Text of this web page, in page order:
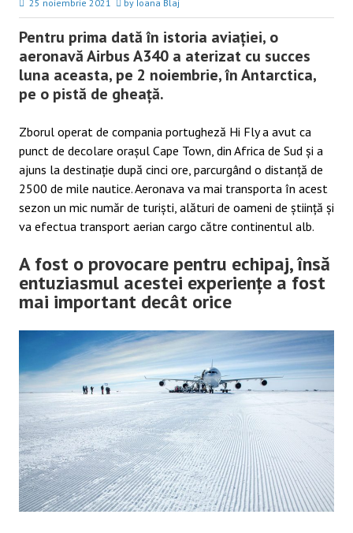
25 noiembrie 2021 by Ioana Blaj
Pentru prima dată în istoria aviației, o
aeronavă Airbus A340 a aterizat cu succes
luna aceasta, pe 2 noiembrie, în Antarctica,
pe o pistă de gheață.
Zborul operat de compania portugheză Hi Fly a avut ca
punct de decolare orașul Cape Town, din Africa de Sud și a
ajuns la destinație după cinci ore, parcurgând o distanță de
2500 de mile nautice. Aeronava va mai transporta în acest
sezon un mic număr de turiști, alături de oameni de știință și
va efectua transport aerian cargo către continentul alb.
A fost o provocare pentru echipaj, însă
entuziasmul acestei experiențe a fost
mai important decât orice